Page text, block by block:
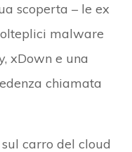
scoperta – le ex
malware
xDown e una
chiamata
sul carro del cloud